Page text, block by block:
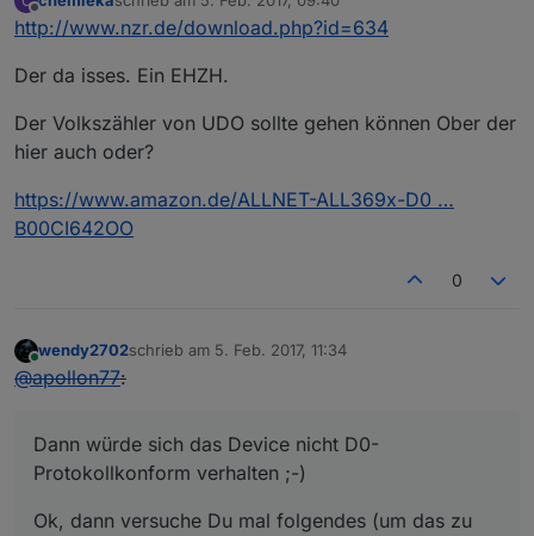
Offline zuletzt editiert von
http://www.nzr.de/download.php?id=634
Der da isses. Ein EHZH.
Der Volkszähler von UDO sollte gehen können Ober der
hier auch oder?
https://www.amazon.de/ALLNET-ALL369x-D0 …
B00CI642OO
0
Online
wendy2702schrieb am 5. Feb. 2017, 11:34
zuletzt editiert von 2. Mai 2017, 12:52
@apollon77:
Dann würde sich das Device nicht D0-
Protokollkonform verhalten ;-)
Ok, dann versuche Du mal folgendes (um das zu